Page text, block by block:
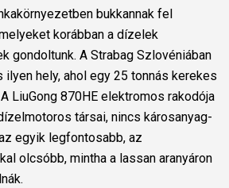
bukkannak fel
korábban a dízelek
gondoltunk. A Strabag Szlovéniában
ilyen hely, ahol egy 25 tonnás kerekes
LiuGong 870HE elektromos rakodója
társai, nincs károsanyag-
egyik legfontosabb, az
olcsóbb, mintha a lassan aranyáron